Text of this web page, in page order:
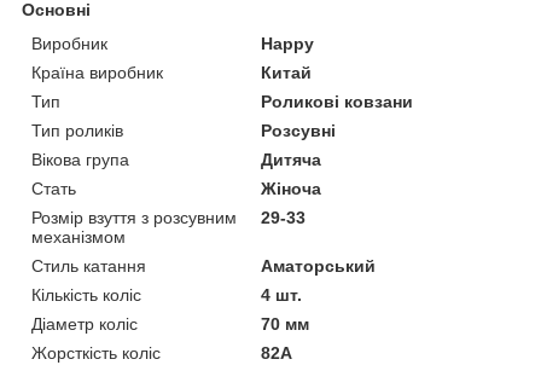
Основні
Виробник
Happy
Країна виробник
Китай
Тип
Роликові ковзани
Тип роликів
Розсувні
Вікова група
Дитяча
Стать
Жіноча
Розмір взуття з розсувним
механізмом
29-33
Стиль катання
Аматорський
Кількість коліс
4 шт.
Діаметр коліс
70 мм
Жорсткість коліс
82А